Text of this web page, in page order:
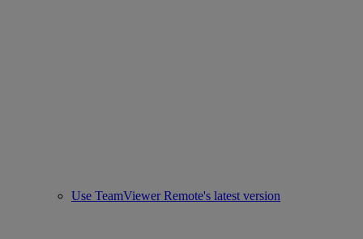
Use TeamViewer Remote's latest version